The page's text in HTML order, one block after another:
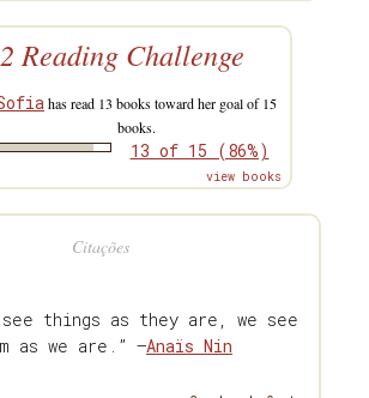
Reading Challenge
has read 13 books toward her goal of 15
books.
13 of 15 (86%)
view books
Citações
see things as they are, we see
as we are.” —Anaïs Nin